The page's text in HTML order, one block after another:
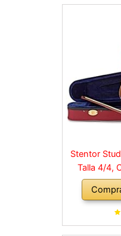
Stentor
Talla 4/4,